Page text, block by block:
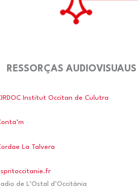
RESSORÇAS AUDIOVISUAUS
Institut Occitan de Culutra
La Talvera
de L’Ostal d’Occitània